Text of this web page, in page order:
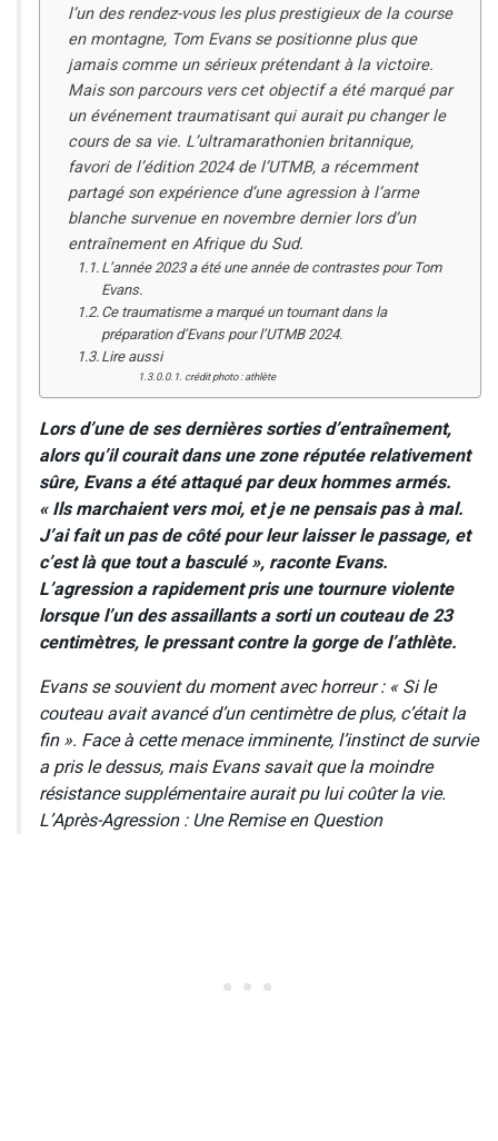
l’un des rendez-vous les plus prestigieux de la course
en montagne, Tom Evans se positionne plus que
jamais comme un sérieux prétendant à la victoire.
Mais son parcours vers cet objectif a été marqué par
un événement traumatisant qui aurait pu changer le
cours de sa vie. L’ultramarathonien britannique,
favori de l’édition 2024 de l’UTMB, a récemment
partagé son expérience d’une agression à l’arme
blanche survenue en novembre dernier lors d’un
entraînement en Afrique du Sud.
L’année 2023 a été une année de contrastes pour Tom
Evans.
Ce traumatisme a marqué un tournant dans la
préparation d’Evans pour l’UTMB 2024.
Lire aussi
crédit photo : athlète
Lors d’une de ses dernières sorties d’entraînement,
alors qu’il courait dans une zone réputée relativement
sûre, Evans a été attaqué par deux hommes armés.
« Ils marchaient vers moi, et je ne pensais pas à mal.
J’ai fait un pas de côté pour leur laisser le passage, et
c’est là que tout a basculé », raconte Evans.
L’agression a rapidement pris une tournure violente
lorsque l’un des assaillants a sorti un couteau de 23
centimètres, le pressant contre la gorge de l’athlète.
Evans se souvient du moment avec horreur : « Si le
couteau avait avancé d’un centimètre de plus, c’était la
fin ». Face à cette menace imminente, l’instinct de survie
a pris le dessus, mais Evans savait que la moindre
résistance supplémentaire aurait pu lui coûter la vie.
L’Après-Agression : Une Remise en Question